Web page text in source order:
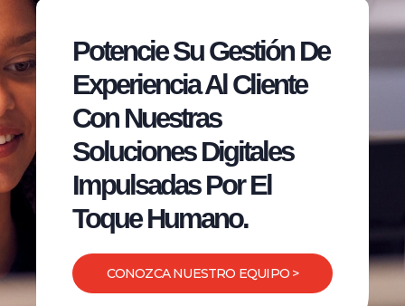
Potencie Su Gestión De
Experiencia Al Cliente
Con Nuestras
Soluciones Digitales
Impulsadas Por El
Toque Humano.
CONOZCA NUESTRO EQUIPO >